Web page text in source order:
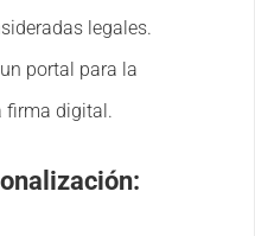
legales.
portal para la
firma digital.